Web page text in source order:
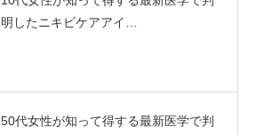
明したニキビケアアイ…
50代女性が知って得する最新医学で判